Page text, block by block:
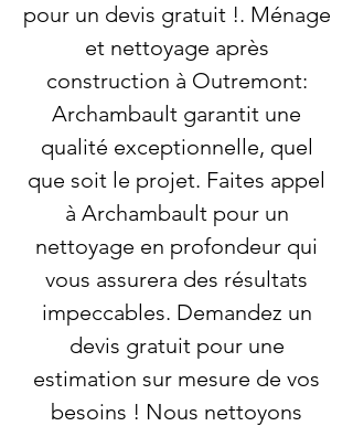
pour un devis gratuit !. Ménage
et nettoyage après
construction à Outremont:
Archambault garantit une
qualité exceptionnelle, quel
que soit le projet. Faites appel
à Archambault pour un
nettoyage en profondeur qui
vous assurera des résultats
impeccables. Demandez un
devis gratuit pour une
estimation sur mesure de vos
besoins ! Nous nettoyons